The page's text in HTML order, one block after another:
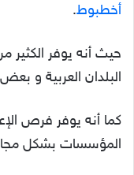
أخطبوط.
حيث أنه يوفر
البلدان العربية و
كما أنه يوفر فرص
المؤسسات بشكل